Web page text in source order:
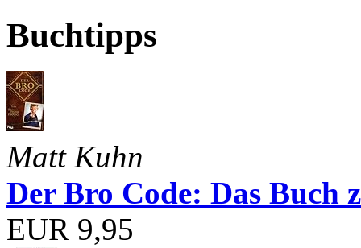
Buchtipps
Matt Kuhn
Der Bro Code: Das Buch
EUR 9,95